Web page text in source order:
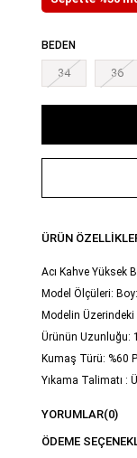
BEDEN
34 36
ÜRÜN
Acı Kahve Yüksek
Model Ölçüleri:
Modelin
Ürünün Uzunluğu:
Kumaş Türü: %60
Yıkama Talimatı :
YORUMLAR(0)
ÖDEME